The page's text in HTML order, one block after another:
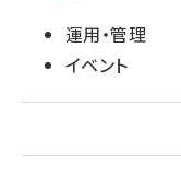
運用・管理
イベント